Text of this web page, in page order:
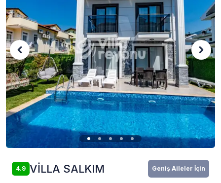
4.9 VİLLA SALKIM Geniş Aileler İçin